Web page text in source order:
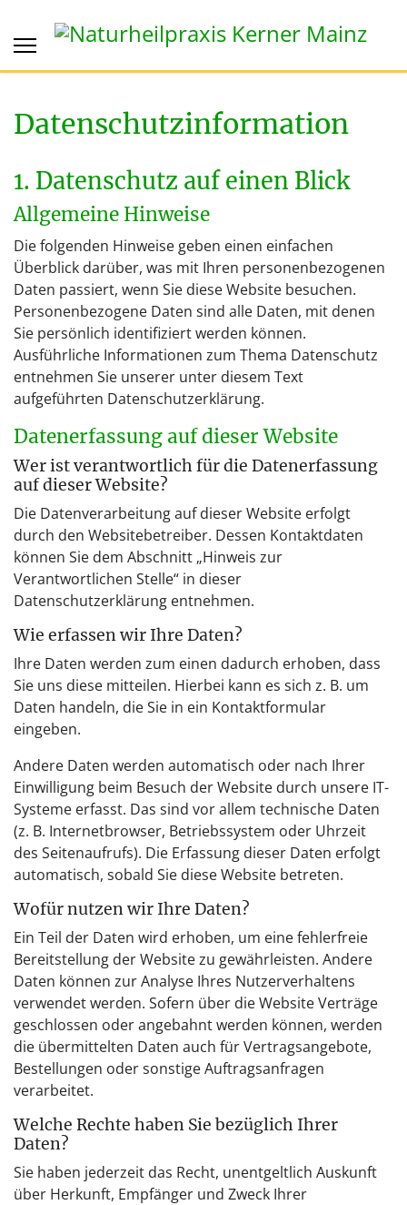
Datenschutzinformation
1. Datenschutz auf einen Blick
Allgemeine Hinweise
Die folgenden Hinweise geben einen einfachen
Überblick darüber, was mit Ihren personenbezogenen
Daten passiert, wenn Sie diese Website besuchen.
Personenbezogene Daten sind alle Daten, mit denen
Sie persönlich identifiziert werden können.
Ausführliche Informationen zum Thema Datenschutz
entnehmen Sie unserer unter diesem Text
aufgeführten Datenschutzerklärung.
Datenerfassung auf dieser Website
Wer ist verantwortlich für die Datenerfassung
auf dieser Website?
Die Datenverarbeitung auf dieser Website erfolgt
durch den Websitebetreiber. Dessen Kontaktdaten
können Sie dem Abschnitt „Hinweis zur
Verantwortlichen Stelle“ in dieser
Datenschutzerklärung entnehmen.
Wie erfassen wir Ihre Daten?
Ihre Daten werden zum einen dadurch erhoben, dass
Sie uns diese mitteilen. Hierbei kann es sich z. B. um
Daten handeln, die Sie in ein Kontaktformular
eingeben.
Andere Daten werden automatisch oder nach Ihrer
Einwilligung beim Besuch der Website durch unsere IT-
Systeme erfasst. Das sind vor allem technische Daten
(z. B. Internetbrowser, Betriebssystem oder Uhrzeit
des Seitenaufrufs). Die Erfassung dieser Daten erfolgt
automatisch, sobald Sie diese Website betreten.
Wofür nutzen wir Ihre Daten?
Ein Teil der Daten wird erhoben, um eine fehlerfreie
Bereitstellung der Website zu gewährleisten. Andere
Daten können zur Analyse Ihres Nutzerverhaltens
verwendet werden. Sofern über die Website Verträge
geschlossen oder angebahnt werden können, werden
die übermittelten Daten auch für Vertragsangebote,
Bestellungen oder sonstige Auftragsanfragen
verarbeitet.
Welche Rechte haben Sie bezüglich Ihrer
Daten?
Sie haben jederzeit das Recht, unentgeltlich Auskunft
über Herkunft, Empfänger und Zweck Ihrer